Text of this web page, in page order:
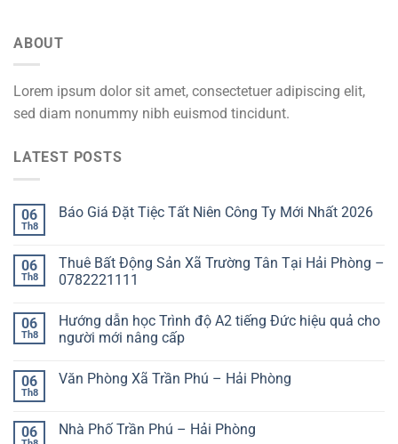
ABOUT
Lorem ipsum dolor sit amet, consectetuer adipiscing elit,
sed diam nonummy nibh euismod tincidunt.
LATEST POSTS
06
Th8
Báo Giá Đặt Tiệc Tất Niên Công Ty Mới Nhất 2026
06
Th8
Thuê Bất Động Sản Xã Trường Tân Tại Hải Phòng –
0782221111
06
Th8
Hướng dẫn học Trình độ A2 tiếng Đức hiệu quả cho
người mới nâng cấp
06
Th8
Văn Phòng Xã Trần Phú – Hải Phòng
06 Nhà Phố Trần Phú – Hải Phòng